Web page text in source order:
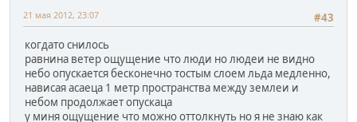
#43
21 мая 2012, 23:07
когдато снилось
равнина ветер ощущение что люди но людеи не видно
небо опускается бесконечно тостым слоем льда медленно,
нависая асаеца 1 метр пространства между землеи и
небом продолжает опускаца
у миня ощущение что можно оттолкнуть но я не знаю как